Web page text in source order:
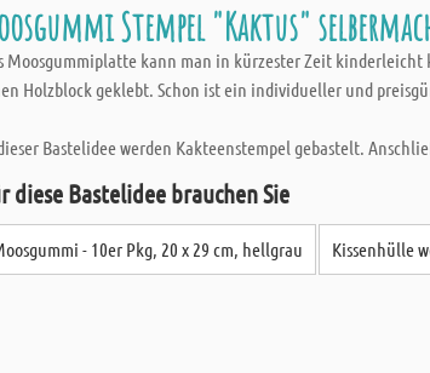
Stempel "Kaktus"
Moosgummiplatte kann man in kürzester Zeit
Holzblock geklebt. Schon ist ein individueller und
Bastelidee werden Kakteenstempel gebastelt.
diese Bastelidee brauchen Sie
- 10er Pkg, 20 x 29 cm, hellgrau Kissenhülle